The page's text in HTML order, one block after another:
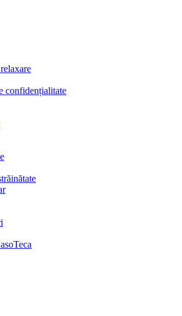
confidențialitate